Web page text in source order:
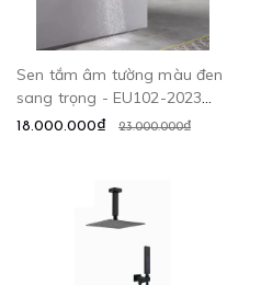
Sen tắm âm tường màu đen
sang trọng - EU102-2023
CLEANMAX
18.000.000₫ 23.000.000₫